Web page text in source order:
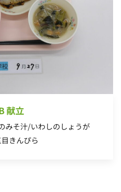
献立
みそ汁/いわしのしょうが
きんぴら